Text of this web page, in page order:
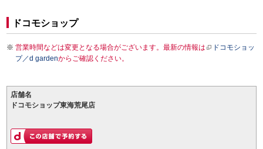
ドコモショップ
営業時間などは変更となる場合がございます。最新の情報は
ドコモショッ
プ／d gardenからご確認ください。
店舗名
ドコモショップ東海荒尾店